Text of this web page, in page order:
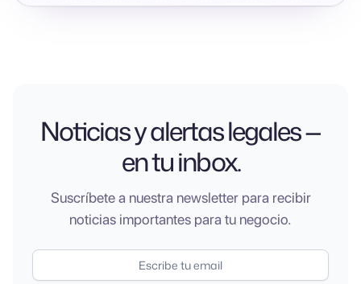
Noticias y alertas legales —
en tu inbox.
Suscríbete a nuestra newsletter para recibir
noticias importantes para tu negocio.